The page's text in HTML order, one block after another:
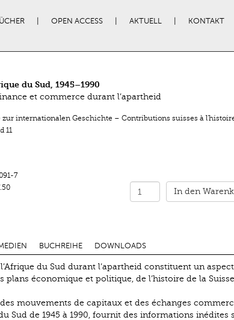
OPEN ACCESS AKTUELL KONTAKT
du Sud, 1945–1990
et commerce durant l’apartheid
zur internationalen Geschichte – Contributions suisses à
11
7
In den
BUCHREIHE DOWNLOADS
du Sud durant l’apartheid constituent un aspect
économique et politique, de l’histoire de la
mouvements de capitaux et des échanges
Sud de 1945 à 1990, fournit des informations inédites